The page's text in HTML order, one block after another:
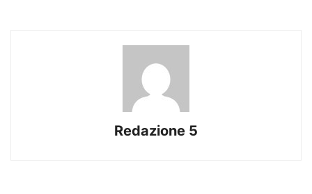
Redazione 5